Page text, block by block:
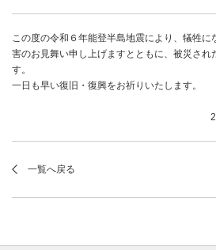
この度の令和６年能登半島地震により、犠牲に
害のお見舞い申し上げますとともに、被災され
す。
一日も早い復旧・復興をお祈りいたします。
一覧へ戻る